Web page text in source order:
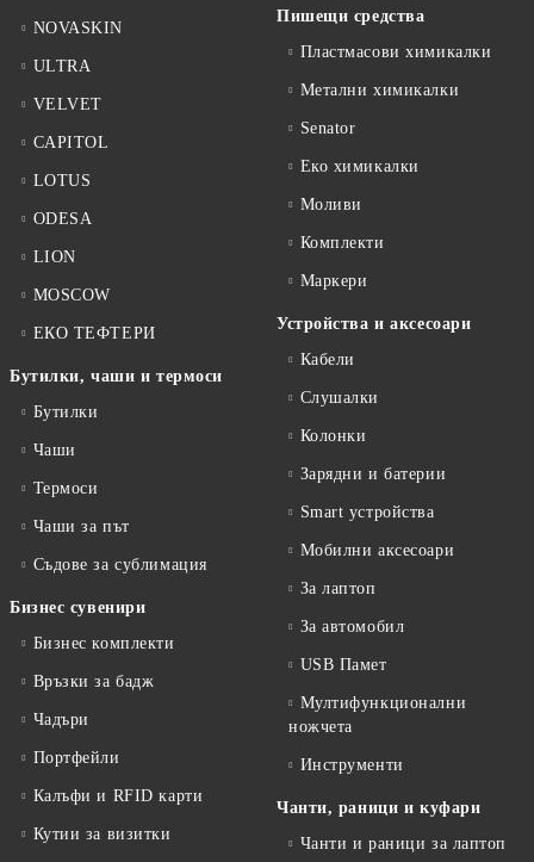
NOVASKIN
ULTRA
VELVET
CAPITOL
LOTUS
ODESA
LION
MOSCOW
ЕКО ТЕФТЕРИ
Бутилки, чаши и термоси
Бутилки
Чаши
Термоси
Чаши за път
Съдове за сублимация
Бизнес сувенири
Бизнес комплекти
Връзки за бадж
Чадъри
Портфейли
Калъфи и RFID карти
Кутии за визитки
Пишещи средства
Пластмасови химикалки
Метални химикалки
Senator
Еко химикалки
Моливи
Комплекти
Маркери
Устройства и аксесоари
Кабели
Слушалки
Колонки
Зарядни и батерии
Smart устройства
Мобилни аксесоари
За лаптоп
За автомобил
USB Памет
Мултифункционални
ножчета
Инструменти
Чанти, раници и куфари
Чанти и раници за лаптоп